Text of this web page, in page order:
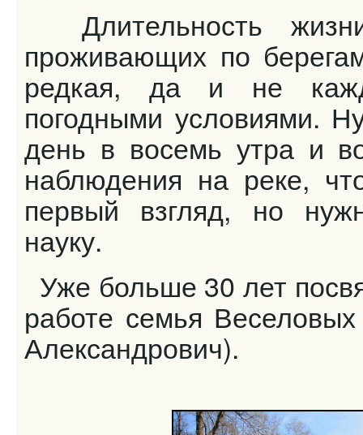
Длительность
проживающих по
редкая, да и не
погодными условиями.
день в восемь утра и
наблюдения на реке,
первый взгляд, но
науку.
Уже больше 30 лет
работе семья
Александрович).